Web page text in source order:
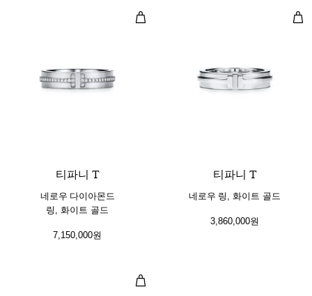
네로우 다이아몬드 링, 화이트 골드
티파니 T
네로우 다이아몬드
링, 화이트 골드
7,150,000원
네
티파니 T
네로우 링, 화이트 골드
3,860,000원
와이드 링, 화이트 골드